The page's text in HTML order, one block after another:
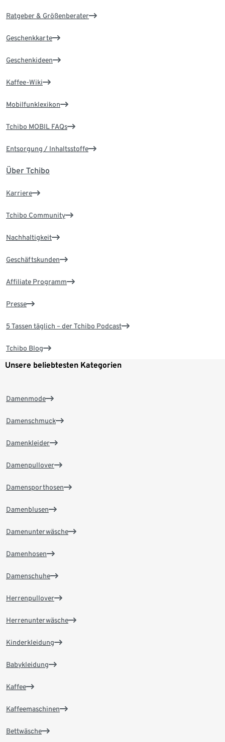
Ratgeber & Größenberater
Geschenkkarte
Geschenkideen
Kaffee-Wiki
Mobilfunklexikon
Tchibo MOBIL FAQs
Entsorgung / Inhaltsstoffe
Über Tchibo
Karriere
Tchibo Community
Nachhaltigkeit
Geschäftskunden
Affiliate Programm
Presse
5 Tassen täglich – der Tchibo Podcast
Tchibo Blog
Unsere beliebtesten Kategorien
Damenmode
Damenschmuck
Damenkleider
Damenpullover
Damensporthosen
Damenblusen
Damenunterwäsche
Damenhosen
Damenschuhe
Herrenpullover
Herrenunterwäsche
Kinderkleidung
Babykleidung
Kaffee
Kaffeemaschinen
Bettwäsche